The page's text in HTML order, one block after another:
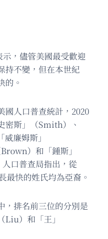
，儘管美國最受歡迎
持不變，但在本世紀
的。
國人口普查統計，2020
密斯」（Smith）、
廉姆斯」
）和「鍾斯」
人口普查局指出，從
最快的姓氏均為亞裔。
，排名前三位的分別是
Liu）和「王」